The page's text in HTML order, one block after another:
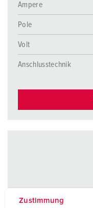
Zustimmung
Ampere
Pole
Volt
Anschlusstechnik